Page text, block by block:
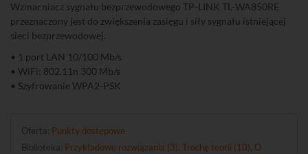
Wzmacniacz sygnału bezprzewodowego TP-LINK TL-WA850RE
przeznaczony jest do zwiększenia zasięgu i siły sygnału istniejącej
sieci bezprzewodowej.
• 1 port LAN 10/100 Mb/s
• WiFi: 802.11n 300 Mb/s
• Szyfrowanie WPA2-PSK
Oferta: Punkty dostępowe
Biblioteka: Przykładowe rozwiązania (3) Trochę teorii (10) O